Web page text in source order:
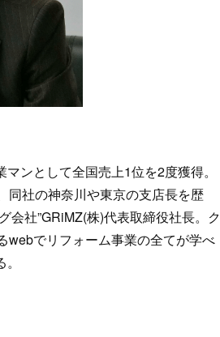
ンとして全国売上1位を2度獲得。
同社の神奈川や東京の支店長を歴
会社”GRiMZ(株)代表取締役社長。ク
webでリフォーム事業の全てが学べ